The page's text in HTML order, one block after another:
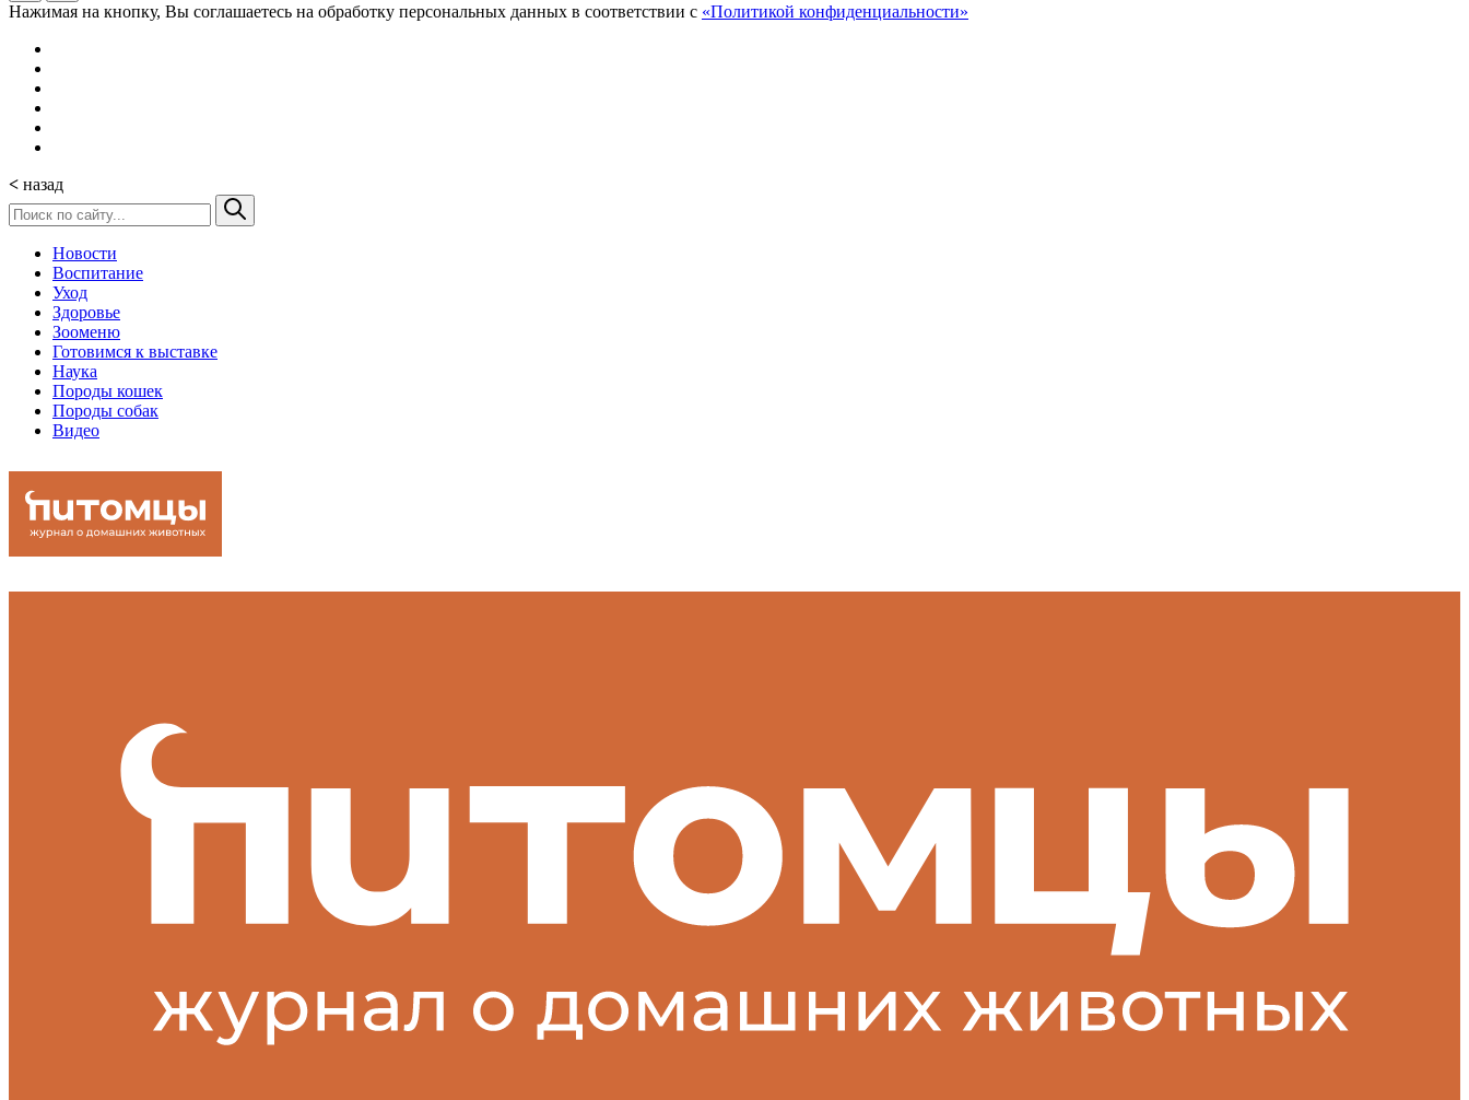
Нажимая на кнопку, Вы соглашаетесь на обработку персональных данных в соответствии с «Политикой конфиденциальности»
< назад
Новости
Воспитание
Уход
Здоровье
Зооменю
Готовимся к выставке
Наука
Породы кошек
Породы собак
Видео